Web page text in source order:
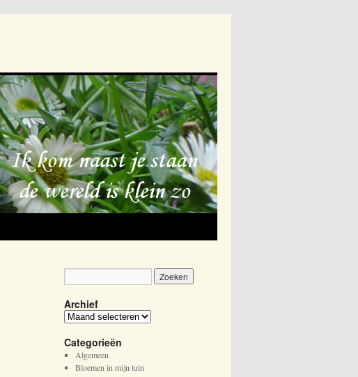
Archief
A
c
h
i
Categorieën
Algemeen
Bloemen in mijn tuin